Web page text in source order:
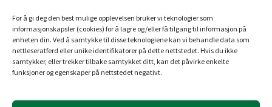
For å gi deg den best mulige opplevelsen bruker vi teknologier som
informasjonskapsler (cookies) for å lagre og/eller få tilgang til informasjon på
enheten din. Ved å samtykke til disse teknologiene kan vi behandle data som
nettleseratferd eller unike identifikatorer på dette nettstedet. Hvis du ikke
samtykker, eller trekker tilbake samtykket ditt, kan det påvirke enkelte
funksjoner og egenskaper på nettstedet negativt.
Juraveien 4
4636 Kristiansand
Tlf: 38 53 15 00
Personvernerklæring
Åpenhetsloven